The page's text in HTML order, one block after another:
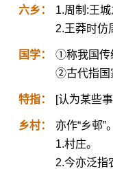
六乡：
1.周制:王
2.王莽时仿
国学：
①称我国传
②古代指国
特指： [认为某些
乡村：
亦作“乡邨”。
1.村庄。
2.今亦泛指